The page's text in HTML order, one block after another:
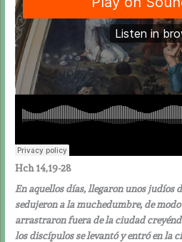
Hch 14,19-28
En aquellos días, llegaron unos judíos
sedujeron a la muchedumbre, de
arrastraron fuera de la ciudad
los discípulos se levantó y entró en la